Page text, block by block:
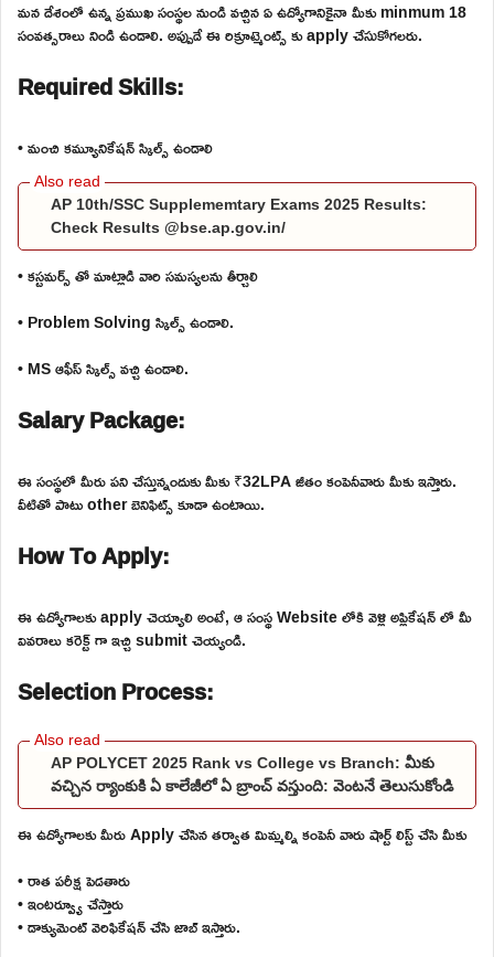
మన దేశంలో ఉన్న ప్రముఖ సంస్థల నుండి వచ్చిన ఏ ఉద్యోగానికైనా మీకు minmum 18
సంవత్సరాలు నిండి ఉండాలి. అప్పుడే ఈ రిక్రూట్మెంట్స్ కు apply చేసుకోగలరు.
Required Skills:
• మంచి కమ్యూనికేషన్ స్కిల్స్ ఉండాలి
AP 10th/SSC Supplememtary Exams 2025 Results:
Check Results @bse.ap.gov.in/
• కస్టమర్స్ తో మాట్లాడి వారి సమస్యలను తీర్చాలి
• Problem Solving స్కిల్స్ ఉండాలి.
• MS ఆఫీస్ స్కిల్స్ వచ్చి ఉండాలి.
Salary Package:
ఈ సంస్థలో మీరు పని చేస్తున్నందుకు మీకు ₹32LPA జీతం కంపెనీవారు మీకు ఇస్తారు.
వీటితో పాటు other బెనిఫిట్స్ కూడా ఉంటాయి.
How To Apply:
ఈ ఉద్యోగాలకు apply చెయ్యాలి అంటే, ఆ సంస్థ Website లోకి వెళ్లి అప్లికేషన్ లో మీ
వివరాలు కరెక్ట్ గా ఇచ్చి submit చెయ్యండి.
Selection Process:
AP POLYCET 2025 Rank vs College vs Branch: మీకు
వచ్చిన ర్యాంకుకి ఏ కాలేజీలో ఏ బ్రాంచ్ వస్తుంది: వెంటనే తెలుసుకోండి
ఈ ఉద్యోగాలకు మీరు Apply చేసిన తర్వాత మిమ్మల్ని కంపెనీ వారు షార్ట్ లిస్ట్ చేసి మీకు
• రాత పరీక్ష పెడతారు
• ఇంటర్వ్యూ చేస్తారు
• డాక్యుమెంట్ వెరిఫికేషన్ చేసి జాబ్ ఇస్తారు.